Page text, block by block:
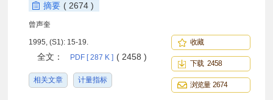
摘要 ( 2674 )
曾声奎
1995, (S1): 15-19.
全文： PDF [ 287 K ] ( 2458 )
相关文章 计量指标
收藏
下载 2458
浏览量 2674